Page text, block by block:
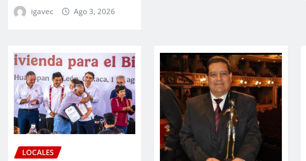
igavec Ago 3, 2026
LOCALES